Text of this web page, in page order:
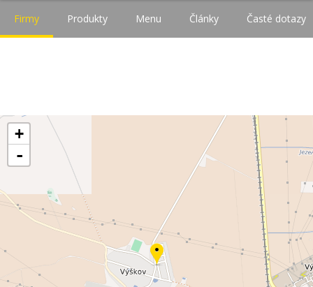
Firmy Produkty Menu Články Časté dotazy
+
-